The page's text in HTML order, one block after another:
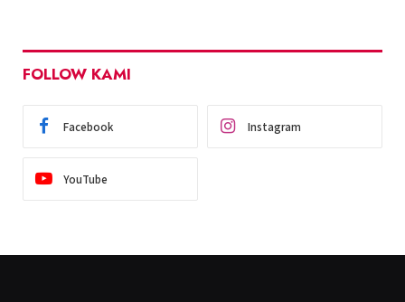
FOLLOW KAMI
Facebook Instagram
YouTube